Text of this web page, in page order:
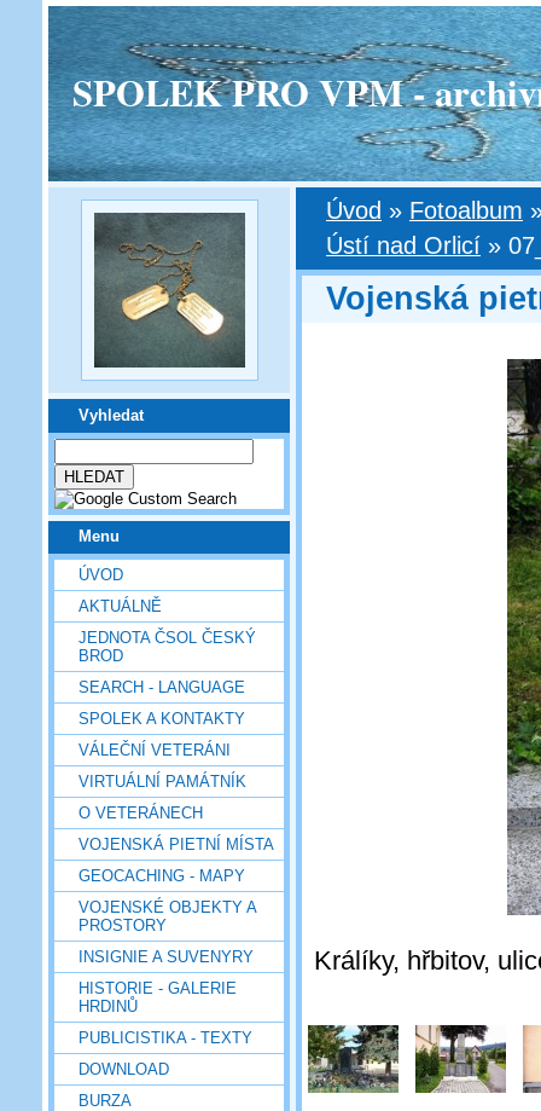
SPOLEK PRO VPM -
Vyhledat
Menu
ÚVOD
AKTUÁLNĚ
JEDNOTA ČSOL ČESKÝ
BROD
SEARCH - LANGUAGE
SPOLEK A KONTAKTY
VÁLEČNÍ VETERÁNI
VIRTUÁLNÍ PAMÁTNÍK
O VETERÁNECH
VOJENSKÁ PIETNÍ MÍSTA
GEOCACHING - MAPY
VOJENSKÉ OBJEKTY A
PROSTORY
INSIGNIE A SUVENYRY
HISTORIE - GALERIE
HRDINŮ
PUBLICISTIKA - TEXTY
DOWNLOAD
BURZA
Úvod » Fotoalbum
Ústí nad Orlicí »
Vojenská
Králíky, hřbitov,